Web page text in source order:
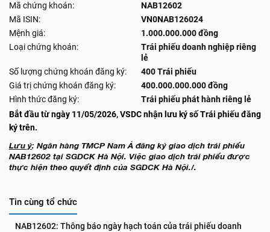
Mã chứng khoán:
NAB12602
Mã ISIN:
VN0NAB126024
Mệnh giá:
1.000.000.000 đồng
Loại chứng khoán:
Trái phiếu doanh nghiệp riêng
lẻ
Số lượng chứng khoán đăng ký:
400 Trái phiếu
Giá trị chứng khoán đăng ký:
400.000.000.000 đồng
Hình thức đăng ký:
Trái phiếu phát hành riêng lẻ
Bắt đầu từ ngày 11/05/2026, VSDC nhận lưu ký số Trái phiếu đăng
ký trên.
Lưu ý: Ngân hàng TMCP Nam Á đăng ký giao dịch trái phiếu
NAB12602 tại SGDCK Hà Nội. Việc giao dịch trái phiếu được
thực hiện theo quyết định của SGDCK Hà Nội./.
Tin cùng tổ chức
NAB12602: Thông báo ngày hạch toán của trái phiếu doanh